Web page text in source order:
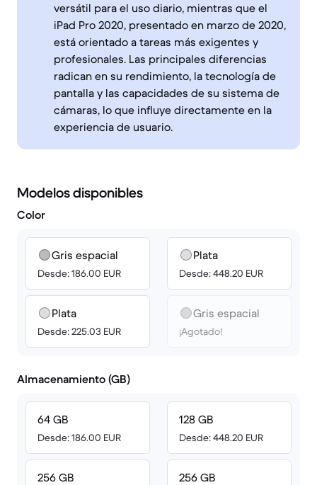
versátil para el uso diario, mientras que el
iPad Pro 2020, presentado en marzo de 2020,
está orientado a tareas más exigentes y
profesionales. Las principales diferencias
radican en su rendimiento, la tecnología de
pantalla y las capacidades de su sistema de
cámaras, lo que influye directamente en la
experiencia de usuario.
Modelos disponibles
Color
Gris espacial
Desde: 186.00 EUR
Plata
Desde: 225.03 EUR
Plata
Desde: 448.20 EUR
Gris espacial
¡Agotado!
Almacenamiento (GB)
64 GB
Desde: 186.00 EUR
256 GB
128 GB
Desde: 448.20 EUR
256 GB